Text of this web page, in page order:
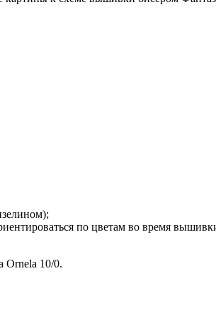
по цветам во время
Ornela 10/0.